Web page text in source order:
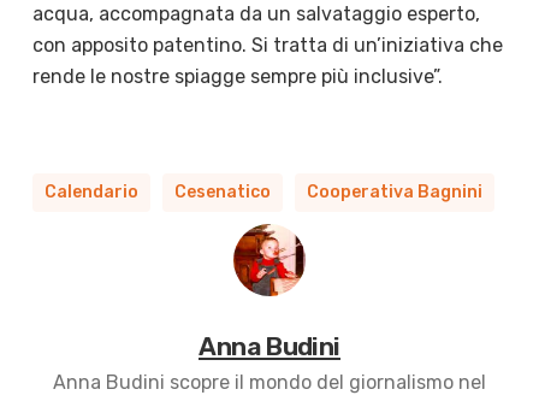
acqua, accompagnata da un salvataggio esperto,
con apposito patentino. Si tratta di un’iniziativa che
rende le nostre spiagge sempre più inclusive”.
Calendario Cesenatico Cooperativa Bagnini
Anna Budini
Anna Budini scopre il mondo del giornalismo nel